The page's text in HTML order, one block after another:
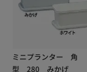
ミニプランター 角
型 280 みかげ